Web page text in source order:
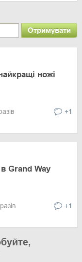
Отримувати
ножі
+1
Grand Way
+1